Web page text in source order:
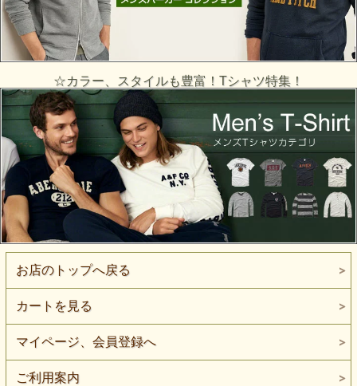
☆カラー、スタイルも豊富！Tシャツ特集！
お店のトップへ戻る
カートを見る
マイページ、会員登録へ
ご利用案内